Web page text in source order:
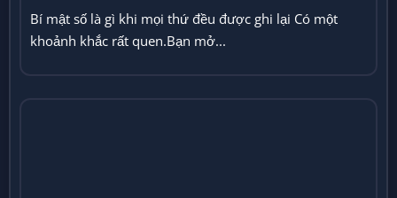
Bí mật số là gì khi mọi thứ đều được ghi lại Có một
khoảnh khắc rất quen.Bạn mở...